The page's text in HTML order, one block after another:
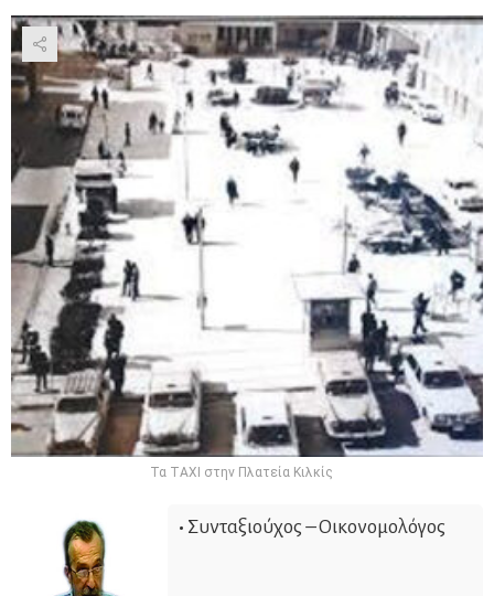
Τα ΤΑΧΙ στην Πλατεία Κιλκίς
• Συνταξιούχος – Οικονομολόγος